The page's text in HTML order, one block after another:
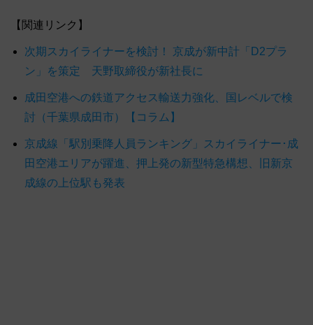
【関連リンク】
次期スカイライナーを検討！ 京成が新中計「D2プラ
ン」を策定 天野取締役が新社長に
成田空港への鉄道アクセス輸送力強化、国レベルで検
討（千葉県成田市）【コラム】
京成線「駅別乗降人員ランキング」スカイライナー･成
田空港エリアが躍進、押上発の新型特急構想、旧新京
成線の上位駅も発表